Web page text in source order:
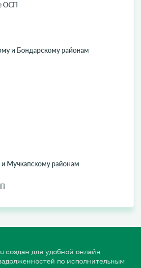
ОСП
и Бондарскому районам
Мучкапскому районам
создан для удобной онлайн
по исполнительным